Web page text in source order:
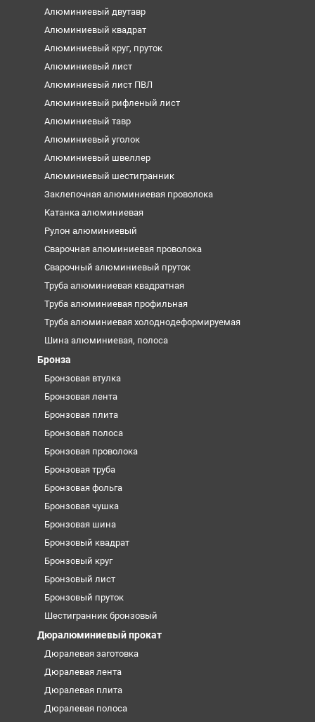
Алюминиевый двутавр
Алюминиевый квадрат
Алюминиевый круг, пруток
Алюминиевый лист
Алюминиевый лист ПВЛ
Алюминиевый рифленый лист
Алюминиевый тавр
Алюминиевый уголок
Алюминиевый швеллер
Алюминиевый шестигранник
Заклепочная алюминиевая проволока
Катанка алюминиевая
Рулон алюминиевый
Сварочная алюминиевая проволока
Сварочный алюминиевый пруток
Труба алюминиевая квадратная
Труба алюминиевая профильная
Труба алюминиевая холоднодеформируемая
Шина алюминиевая, полоса
Бронза
Бронзовая втулка
Бронзовая лента
Бронзовая плита
Бронзовая полоса
Бронзовая проволока
Бронзовая труба
Бронзовая фольга
Бронзовая чушка
Бронзовая шина
Бронзовый квадрат
Бронзовый круг
Бронзовый лист
Бронзовый пруток
Шестигранник бронзовый
Дюралюминиевый прокат
Дюралевая заготовка
Дюралевая лента
Дюралевая плита
Дюралевая полоса